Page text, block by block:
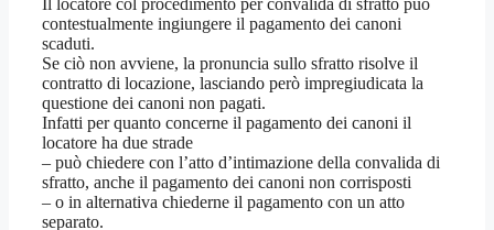
Il locatore col procedimento per convalida di sfratto può
contestualmente ingiungere il pagamento dei canoni
scaduti.
Se ciò non avviene, la pronuncia sullo sfratto risolve il
contratto di locazione, lasciando però impregiudicata la
questione dei canoni non pagati.
Infatti per quanto concerne il pagamento dei canoni il
locatore ha due strade
– può chiedere con l’atto d’intimazione della convalida di
sfratto, anche il pagamento dei canoni non corrisposti
– o in alternativa chiederne il pagamento con un atto
separato.